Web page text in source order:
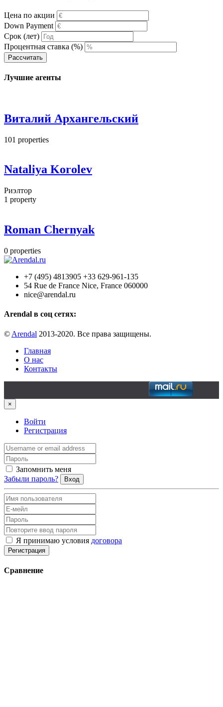
Цена по акции
Down Payment
Срок (лет)
Процентная ставка (%)
Рассчитать
Лучшие агенты
Виталий Архангельский
101 properties
Nataliya Korolev
Риэлтор
1 property
Roman Chernyak
0 properties
+7 (495) 4813905 +33 629-961-135
54 Rue de France Nice, France 060000
nice@arendal.ru
Arendal в соц сетях:
© Arendal 2013-2020. Все права защищены.
Главная
О нас
Контакты
×
Войти
Регистрация
Запомнить меня
Забыли пароль?
Вход
Я принимаю условия договора
Регистрация
Сравнение